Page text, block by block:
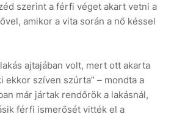
szerint a férfi véget akart vetni a
amikor a vita során a nő késsel
ajtajában volt, mert ott akarta
ekkor szíven szúrta” – mondta a
már jártak rendőrök a lakásnál,
férfi ismerősét vitték el a